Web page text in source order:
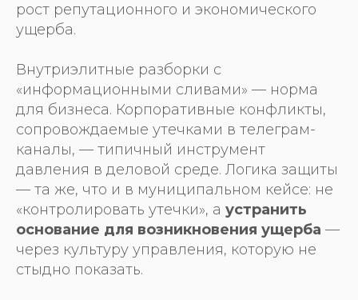
рост репутационного и экономического
ущерба.
Внутриэлитные разборки с
«информационными сливами» — норма
для бизнеса. Корпоративные конфликты,
сопровождаемые утечками в телеграм-
каналы, — типичный инструмент
давления в деловой среде. Логика защиты
— та же, что и в муниципальном кейсе: не
«контролировать утечки», а устранить
основание для возникновения ущерба —
через культуру управления, которую не
стыдно показать.